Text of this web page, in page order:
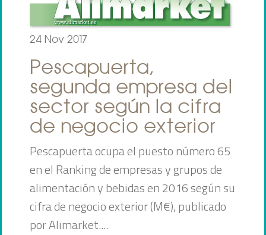
24 Nov 2017
Pescapuerta,
segunda empresa del
sector según la cifra
de negocio exterior
Pescapuerta ocupa el puesto número 65
en el Ranking de empresas y grupos de
alimentación y bebidas en 2016 según su
cifra de negocio exterior (M€), publicado
por Alimarket....